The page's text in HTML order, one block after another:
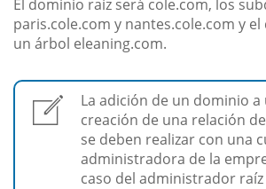
El dominio raíz será cole.com, los
paris.cole.com y nantes.cole.com y
un árbol eleaning.com.
La adición de un dominio a
creación de una relación
se deben realizar con una
administradora de la
caso del administrador